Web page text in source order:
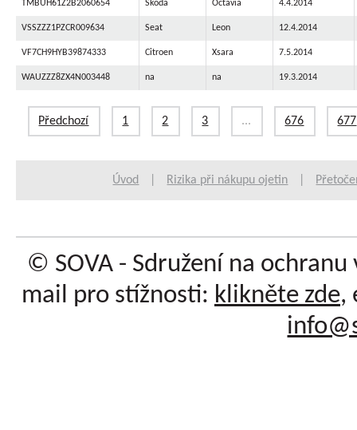
TMBUH61Z2B2060654 Skoda Octavia 4.4.2014
VSSZZZ1PZCR009634 Seat Leon 12.4.2014
VF7CH9HYB39874333 Citroen Xsara 7.5.2014
WAUZZZ8ZX4N003448 na na 19.3.2014
Předchozí 1 2 3 ... 676 677
Úvod Rizika při nákupu ojetin
© SOVA - Sdružení na
mail pro stížnosti: klikněte zde,